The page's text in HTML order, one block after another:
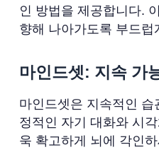
인 방법을 제공합니다.
향해 나아가도록 부드럽
마인드셋: 지속 가
마인드셋은 지속적인
정적인 자기 대화와 시
욱 확고하게 뇌에 각인